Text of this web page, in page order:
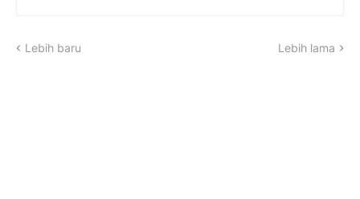
Lebih baru Lebih lama